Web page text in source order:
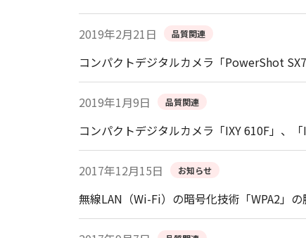
2019年2月21日 品質関連
コンパクトデジタルカメラ「PowerShot
2019年1月9日 品質関連
コンパクトデジタルカメラ「IXY 610F」、
2017年12月15日 お知らせ
無線LAN（Wi-Fi）の暗号化技術「WPA2」